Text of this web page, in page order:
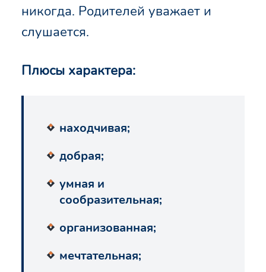
никогда. Родителей уважает и
слушается.
Плюсы характера:
находчивая;
добрая;
умная и
сообразительная;
организованная;
мечтательная;